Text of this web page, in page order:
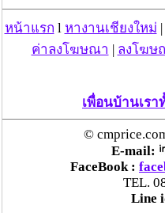
หน้าแรก l หางานเชียงใหม่ |
ค่าลงโฆษณา | ลงโฆษ
เพื่อนบ้านเร
©
E-mail:
FaceBook :
TEL.
Line